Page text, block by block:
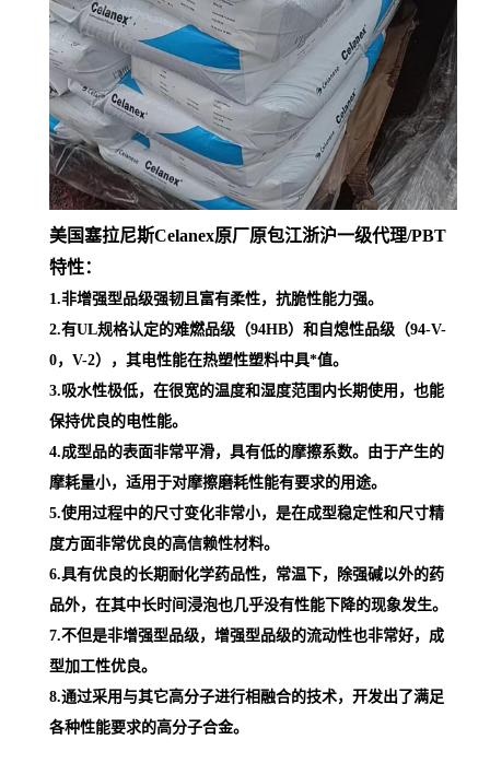
美国塞拉尼斯Celanex原厂原包江浙沪一级代理/PBT
特性：
1.非增强型品级强韧且富有柔性，抗脆性能力强。
2.有UL规格认定的难燃品级（94HB）和自熄性品级（94-V-
0，V-2），其电性能在热塑性塑料中具*值。
3.吸水性极低，在很宽的温度和湿度范围内长期使用，也能
保持优良的电性能。
4.成型品的表面非常平滑，具有低的摩擦系数。由于产生的
摩耗量小，适用于对摩擦磨耗性能有要求的用途。
5.使用过程中的尺寸变化非常小，是在成型稳定性和尺寸精
度方面非常优良的高信赖性材料。
6.具有优良的长期耐化学药品性，常温下，除强碱以外的药
品外，在其中长时间浸泡也几乎没有性能下降的现象发生。
7.不但是非增强型品级，增强型品级的流动性也非常好，成
型加工性优良。
8.通过采用与其它高分子进行相融合的技术，开发出了满足
各种性能要求的高分子合金。